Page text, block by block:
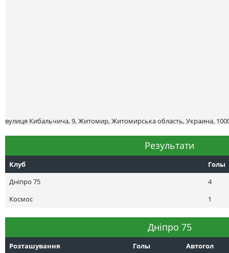
вулиця Кибальчича, 9, Житомир, Житомирська область, Украина,
Результати
Клуб
Голы
Днiпро 75
4
Космос
1
Днiпро 75
Розташування Голы
Автогол